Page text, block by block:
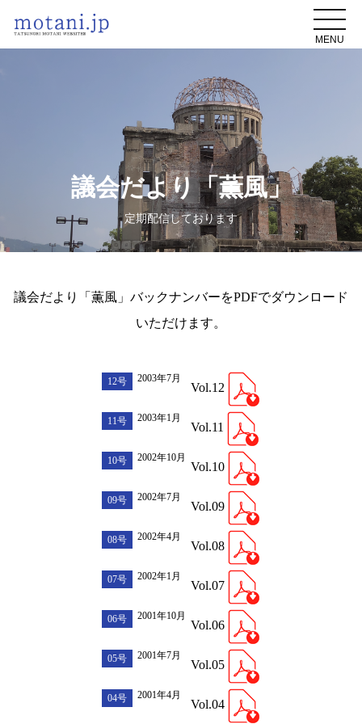
MENU
議会だより「薫風」
定期配信しております
議会だより「薫風」バックナンバーをPDFでダウンロード
いただけます。
12号 2003年7月
Vol.12
11号 2003年1月
Vol.11
10号 2002年10月
Vol.10
09号 2002年7月
Vol.09
08号 2002年4月
Vol.08
07号 2002年1月
Vol.07
06号 2001年10月
Vol.06
05号 2001年7月
Vol.05
04号 2001年4月
Vol.04